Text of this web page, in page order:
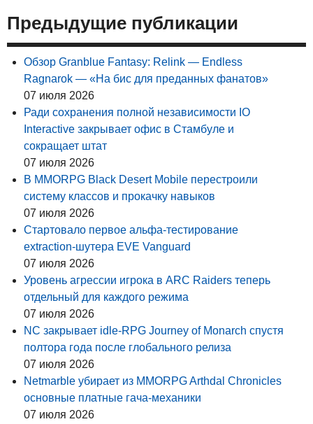
Предыдущие публикации
Обзор Granblue Fantasy: Relink — Endless
Ragnarok — «На бис для преданных фанатов»
07 июля 2026
Ради сохранения полной независимости IO
Interactive закрывает офис в Стамбуле и
сокращает штат
07 июля 2026
В MMORPG Black Desert Mobile перестроили
систему классов и прокачку навыков
07 июля 2026
Стартовало первое альфа-тестирование
extraction-шутера EVE Vanguard
07 июля 2026
Уровень агрессии игрока в ARC Raiders теперь
отдельный для каждого режима
07 июля 2026
NC закрывает idle-RPG Journey of Monarch спустя
полтора года после глобального релиза
07 июля 2026
Netmarble убирает из MMORPG Arthdal Chronicles
основные платные гача-механики
07 июля 2026